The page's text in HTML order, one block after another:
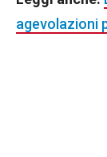
agevolazioni